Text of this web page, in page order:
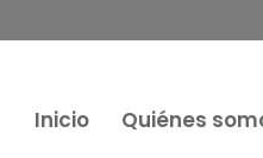
Inicio Quiénes